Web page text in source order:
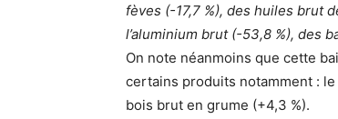
fèves (-17,7 %), des huiles brut
l’aluminium brut (-53,8 %), des
On note néanmoins que cette
certains produits notamment :
bois brut en grume (+4,3 %).